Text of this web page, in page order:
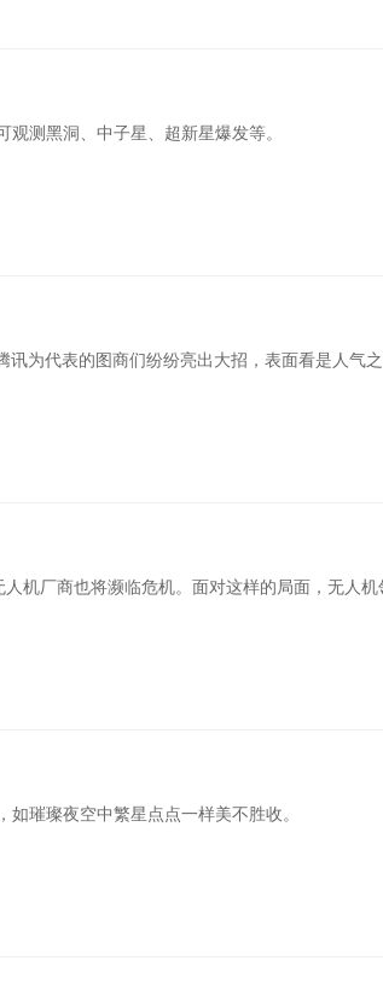
测黑洞、中子星、超新星爆发等。
为代表的图商们纷纷亮出大招，表面看是人气之
机厂商也将濒临危机。面对这样的局面，无人机
璀璨夜空中繁星点点一样美不胜收。